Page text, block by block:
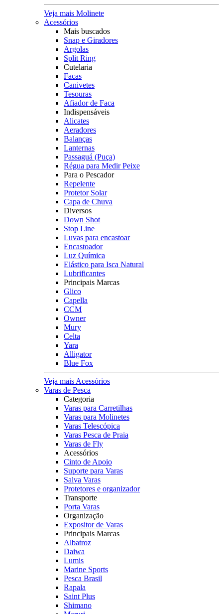
Veja mais Molinete
Acessórios
Mais buscados
Snap e Giradores
Argolas
Split Ring
Cutelaria
Facas
Canivetes
Tesouras
Afiador de Faca
Indispensáveis
Alicates
Aeradores
Balanças
Lanternas
Passaguá (Puça)
Régua para Medir Peixe
Para o Pescador
Repelente
Protetor Solar
Capa de Chuva
Diversos
Down Shot
Stop Line
Luvas para encastoar
Encastoador
Luz Química
Elástico para Isca Natural
Lubrificantes
Principais Marcas
Glico
Capella
CCM
Owner
Mury
Celta
Yara
Alligator
Blue Fox
Veja mais Acessórios
Varas de Pesca
Categoria
Varas para Carretilhas
Varas para Molinetes
Varas Telescópica
Varas Pesca de Praia
Varas de Fly
Acessórios
Cinto de Apoio
Suporte para Varas
Salva Varas
Protetores e organizador
Transporte
Porta Varas
Organização
Expositor de Varas
Principais Marcas
Albatroz
Daiwa
Lumis
Marine Sports
Pesca Brasil
Rapala
Saint Plus
Shimano